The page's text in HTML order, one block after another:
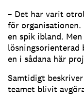
– Det har varit
för organisationen.
en spik ibland.
lösningsorienterad
en i sådana här
Samtidigt
teamet blivit